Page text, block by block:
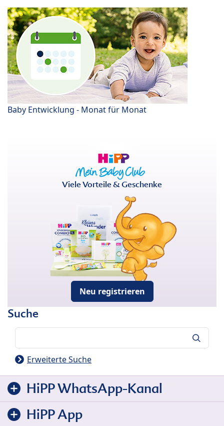
Baby Entwicklung - Monat für Monat
Viele Vorteile & Geschenke
Neu registrieren
Suche
Erweiterte Suche
HiPP WhatsApp-Kanal
HiPP App